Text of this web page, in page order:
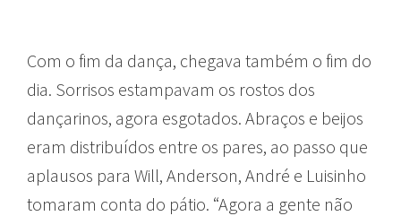
Com o fim da dança, chegava também o fim do
dia. Sorrisos estampavam os rostos dos
dançarinos, agora esgotados. Abraços e beijos
eram distribuídos entre os pares, ao passo que
aplausos para Will, Anderson, André e Luisinho
tomaram conta do pátio. “Agora a gente não